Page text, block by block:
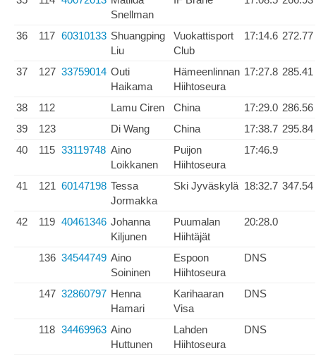
Snellman
36 117 60310133 Shuangping
Liu
Vuokattisport
Club
17:14.6 272.77
37 127 33759014 Outi
Haikama
Hämeenlinnan
Hiihtoseura
17:27.8 285.41
38 112 Lamu Ciren China 17:29.0 286.56
39
123 Di Wang China 17:38.7 295.84
40
115 33119748 Aino
Loikkanen
Puijon
Hiihtoseura
17:46.9
41 121 60147198 Tessa
Jormakka
Ski Jyväskylä 18:32.7 347.54
42 119 40461346 Johanna
Kiljunen
Puumalan
Hiihtäjät
20:28.0
136 34544749 Aino
Soininen
Espoon
Hiihtoseura
DNS
147 32860797 Henna
Hamari
Karihaaran
Visa
DNS
118 34469963 Aino
Huttunen
Lahden
Hiihtoseura
DNS